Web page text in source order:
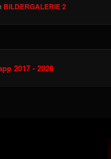
BILDERGALERIE 2
2017 - 2026